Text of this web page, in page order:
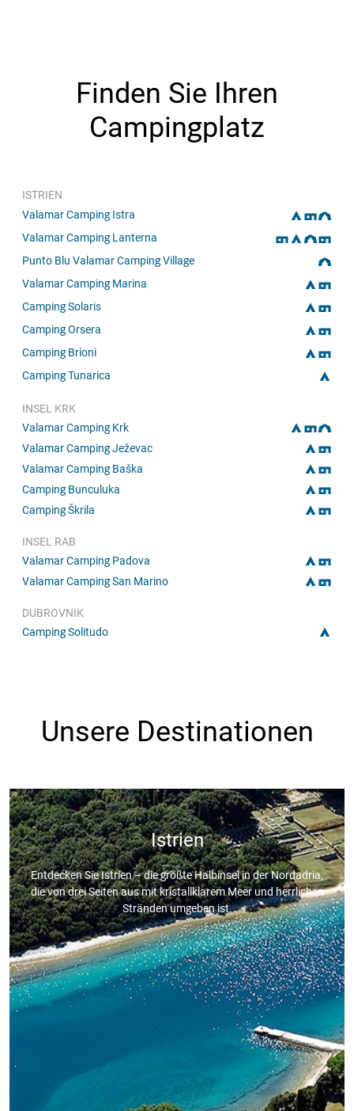
Finden Sie Ihren
Campingplatz
ISTRIEN
Valamar Camping Istra
Valamar Camping Lanterna
Punto Blu Valamar Camping Village
Valamar Camping Marina
Camping Solaris
Camping Orsera
Camping Brioni
Camping Tunarica
INSEL KRK
Valamar Camping Krk
Valamar Camping Ježevac
Valamar Camping Baška
Camping Bunculuka
Camping Škrila
INSEL RAB
Valamar Camping Padova
Valamar Camping San Marino
DUBROVNIK
Camping Solitudo
Unsere Destinationen
Istrien
Entdecken Sie Istrien – die größte Halbinsel in der Nordadria,
die von drei Seiten aus mit kristallklarem Meer und herrlichen
Stränden umgeben ist.